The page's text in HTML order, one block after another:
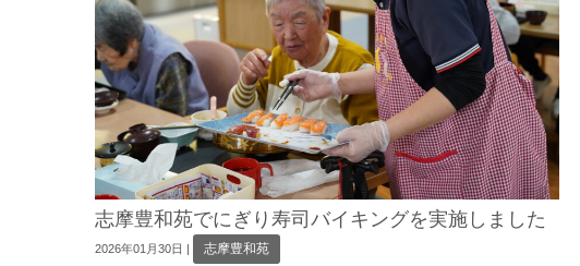
志摩豊和苑でにぎり寿司バイキングを実施しました
2026年01月30日 | 志摩豊和苑